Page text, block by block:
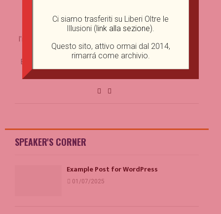
John Cochrane
I'm a Senior Fellow of the Hoover Institution at Stanford. I
was formerly a professor at the University of Chicago
Booth School of Business. I'm also an adjunct scholar of
SPEAKER'S CORNER
Example Post for WordPress
01/07/2025
Ci siamo trasferiti su Liberi Oltre le
Illusioni (link alla sezione).
Questo sito, attivo ormai dal 2014,
rimarrá come archivio.